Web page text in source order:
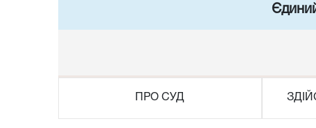
ПРО СУД